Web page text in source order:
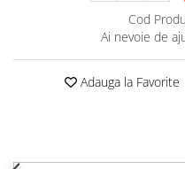
Cod
Ai nevoie de
Adauga la Favorite